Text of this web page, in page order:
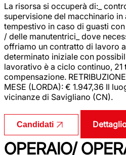
La risorsa si occuperà di:_
supervisione del macchinario in
tempestivo in caso di guasti
/ delle manutentrici_ dove
offriamo un contratto di lavoro
determinato iniziale con
lavorativo è a ciclo continuo, 21
compensazione.
MESE (LORDA): € 1.947,36 Il
vicinanze di Savigliano (CN).
Candidati
OPERAIO/